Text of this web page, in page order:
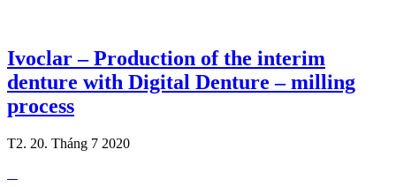
Ivoclar – Production of the interim
denture with Digital Denture – milling
process
T2. 20. Tháng 7 2020